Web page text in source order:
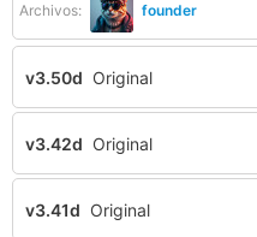
Archivos: founder
v3.50d Original
v3.42d Original
v3.41d Original